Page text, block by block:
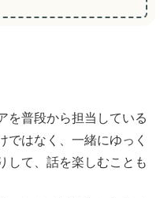
を普段から担当している
ではなく、一緒にゆっく
して、話を楽しむことも